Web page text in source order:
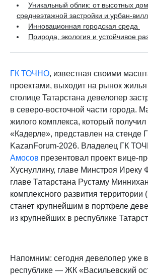
Уникальный облик: от высотных
среднеэтажной застройки и урбан-вилл
Инновационная городская среда
Природа, экология и устойчивое
ГК ТОЧНО, известная своими
проектами, выходит на рынок жилья
столице Татарстана девелопер
в северо-восточной части города.
жилого комплекса, который
«Кадерле», представлен на
KazanForum-2026. Владелец ГК
Амосов презентовал проект вице-
Хуснуллину, главе Минстроя Иреку
главе Татарстана Рустаму
комплексного развития территории
станет крупнейшим в портфеле
из крупнейших в республике
Напомним: сегодня девелопер уже
республике — ЖК «Васильевский